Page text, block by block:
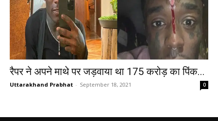
रैपर ने अपने माथे पर जड़वाया था 175 करोड़ का पिंक...
Uttarakhand Prabhat - September 18, 2021 0